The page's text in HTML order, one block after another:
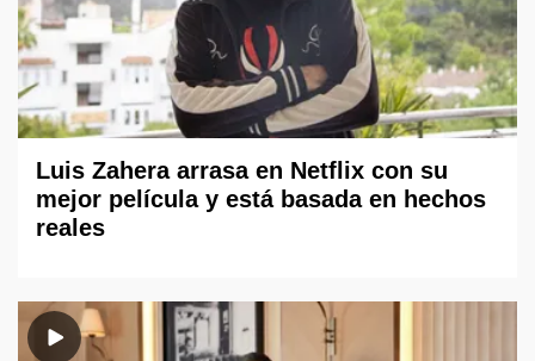
Luis Zahera arrasa en Netflix con su
mejor película y está basada en hechos
reales